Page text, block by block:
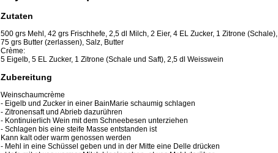
Zutaten
500 grs Mehl, 42 grs Frischhefe, 2,5 dl Milch, 2 Eier, 4 EL Zucker, 1 Zitrone (Schale),
75 grs Butter (zerlassen), Salz, Butter
Crème:
5 Eigelb, 5 EL Zucker, 1 Zitrone (Schale und Saft), 2,5 dl Weisswein
Zubereitung
Weinschaumcrème
- Eigelb und Zucker in einer BainMarie schaumig schlagen
- Zitronensaft und Abrieb dazurühren
- Kontinuierlich Wein mit dem Schneebesen unterziehen
- Schlagen bis eine steife Masse entstanden ist
Kann kalt oder warm genossen werden
- Mehl in eine Schüssel geben und in der Mitte eine Delle drücken